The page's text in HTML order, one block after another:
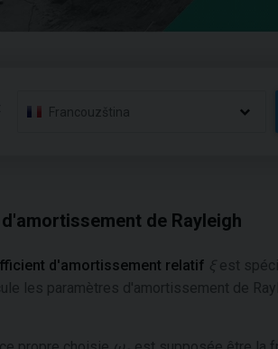
Francouzština
de Rayleigh
d'amortissement relatif ξ est
les paramètres d'amortissement de